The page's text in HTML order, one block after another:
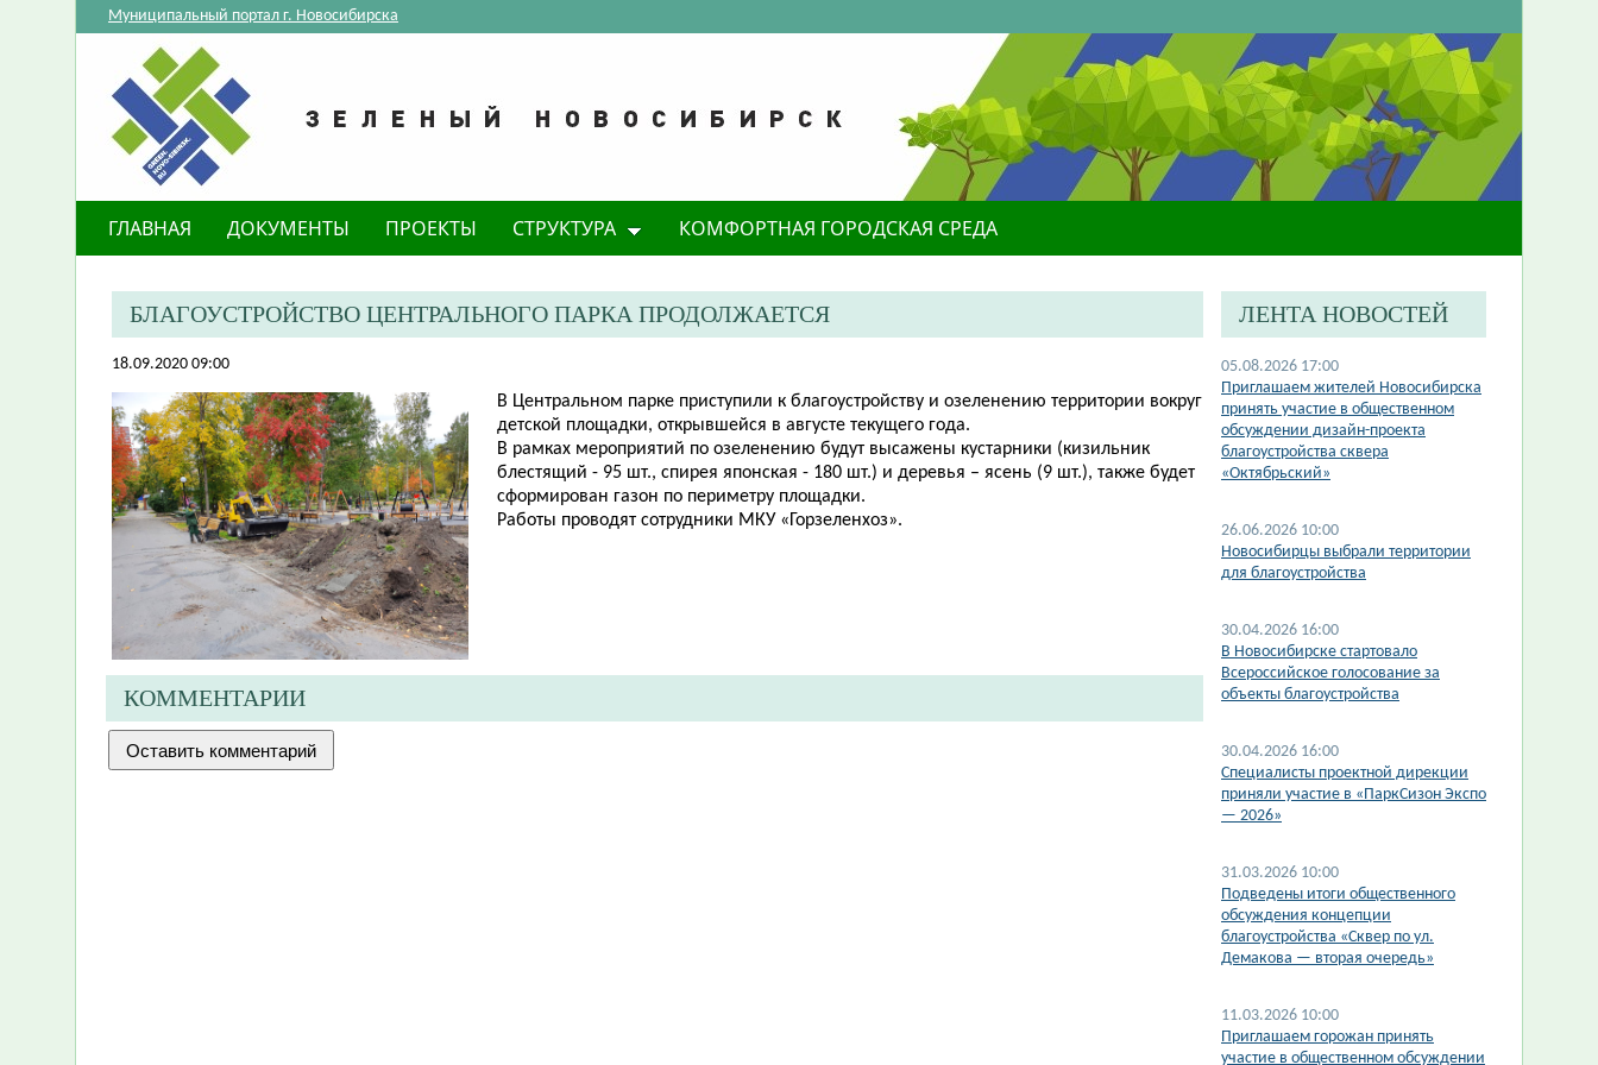
Муниципальный портал г. Новосибирска
ГЛАВНАЯ ДОКУМЕНТЫ ПРОЕКТЫ СТРУКТУРА КОМФОРТНАЯ ГОРОДСКАЯ СРЕДА
​БЛАГОУСТРОЙСТВО ЦЕНТРАЛЬНОГО ПАРКА ПРОДОЛЖАЕТСЯ
18.09.2020 09:00
В Центральном парке приступили к благоустройству и озеленению территории вокруг
детской площадки, открывшейся в августе текущего года.
В рамках мероприятий по озеленению будут высажены кустарники (кизильник
блестящий - 95 шт., спирея японская - 180 шт.) и деревья – ясень (9 шт.), также будет
сформирован газон по периметру площадки.
Работы проводят сотрудники МКУ «Горзеленхоз».​
КОММЕНТАРИИ
ЛЕНТА НОВОСТЕЙ
05.08.2026 17:00
​Приглашаем жителей Новосибирска
принять участие в общественном
обсуждении дизайн-проекта
благоустройства сквера
«Октябрьский»
26.06.2026 10:00
​Новосибирцы выбрали территории
для благоустройства
30.04.2026 16:00
В Новосибирске стартовало
Всероссийское голосование за
объекты благоустройства
30.04.2026 16:00
​Специалисты проектной дирекции
приняли участие в «ПаркСизон Экспо
— 2026»
31.03.2026 10:00
Подведены итоги общественного
обсуждения концепции
благоустройства «Сквер по ул.
Демакова — вторая очередь»
11.03.2026 10:00
Приглашаем горожан принять
участие в общественном обсуждении